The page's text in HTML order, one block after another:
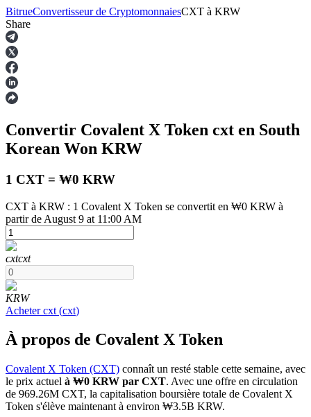
Contrats à terme
Futures USDT
Futures COIN-M
Contrats à terme sur crypto-monnaie
BitrueConvertisseur de CryptomonnaiesCXT à KRW
Share
Convertir Covalent X Token cxt en South
Korean Won KRW
1 CXT = ₩0 KRW
CXT à KRW : 1 Covalent X Token se convertit en ₩0 KRW à
partir de August 9 at 11:00 AM
cxtcxt
KRW
Acheter cxt (cxt)
À propos de Covalent X Token
Covalent X Token (CXT) connaît un resté stable cette semaine, avec
le prix actuel à ₩0 KRW par CXT. Avec une offre en circulation
de 969.26M CXT, la capitalisation boursière totale de Covalent X
Token s'élève maintenant à environ ₩3.5B KRW.